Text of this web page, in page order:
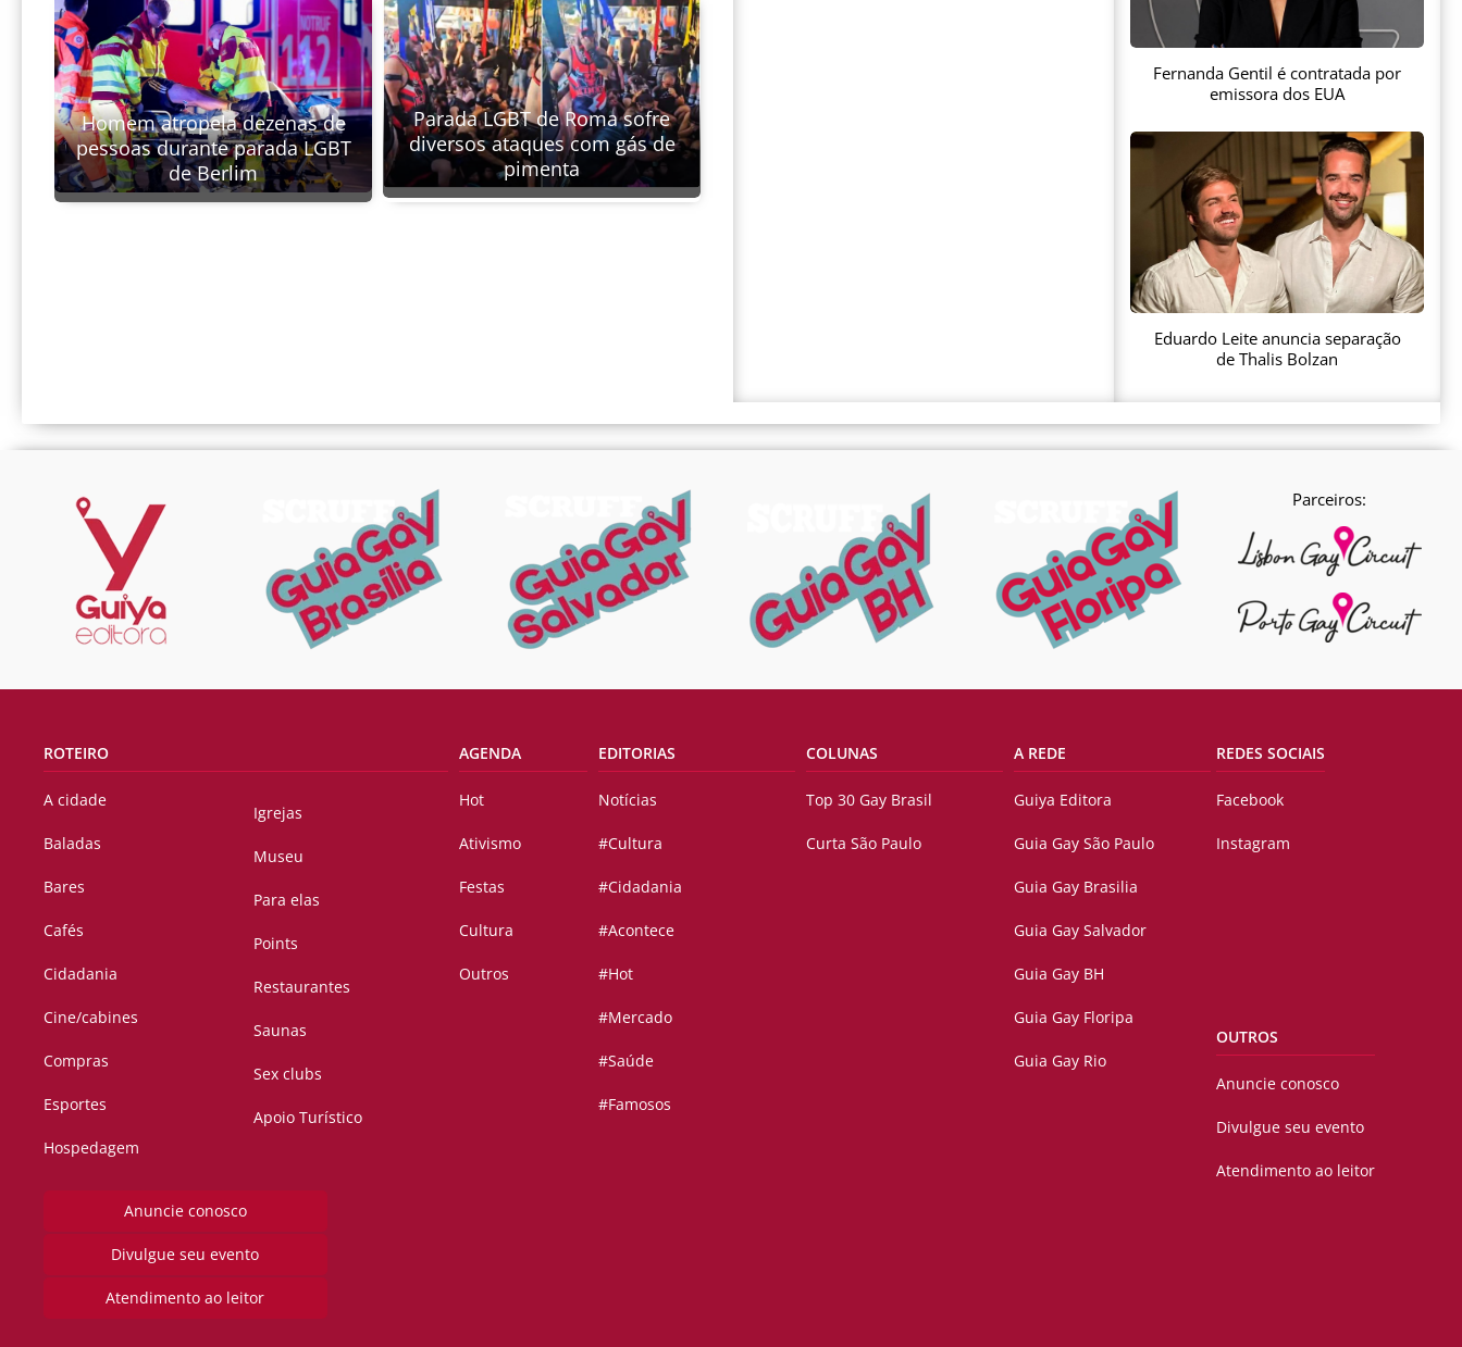
Homem atropela dezenas de
pessoas durante parada LGBT
de Berlim
Parada LGBT de Roma sofre
diversos ataques com gás de
pimenta
Fernanda Gentil é contratada por
emissora dos EUA
Eduardo Leite anuncia separação
de Thalis Bolzan
Parceiros:
ROTEIRO
A cidade
Baladas
Bares
Cafés
Cidadania
Cine/cabines
Compras
Esportes
Hospedagem
Igrejas
Museu
Para elas
Points
Restaurantes
Saunas
Sex clubs
Apoio Turístico
Anuncie conosco
Divulgue seu evento
Atendimento ao leitor
AGENDA
Hot
Ativismo
Festas
Cultura
Outros
EDITORIAS
Notícias
#Cultura
#Cidadania
#Acontece
#Hot
#Mercado
#Saúde
#Famosos
COLUNAS
Top 30 Gay Brasil
Curta São Paulo
A REDE
Guiya Editora
Guia Gay São Paulo
Guia Gay Brasilia
Guia Gay Salvador
Guia Gay BH
Guia Gay Floripa
Guia Gay Rio
REDES SOCIAIS
Facebook
Instagram
OUTROS
Anuncie conosco
Divulgue seu evento
Atendimento ao leitor